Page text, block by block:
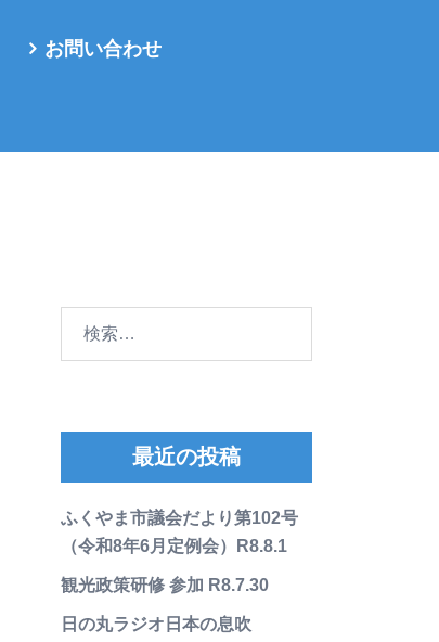
お問い合わせ
最近の投稿
ふくやま市議会だより第102号
（令和8年6月定例会）R8.8.1
観光政策研修 参加 R8.7.30
日の丸ラジオ日本の息吹